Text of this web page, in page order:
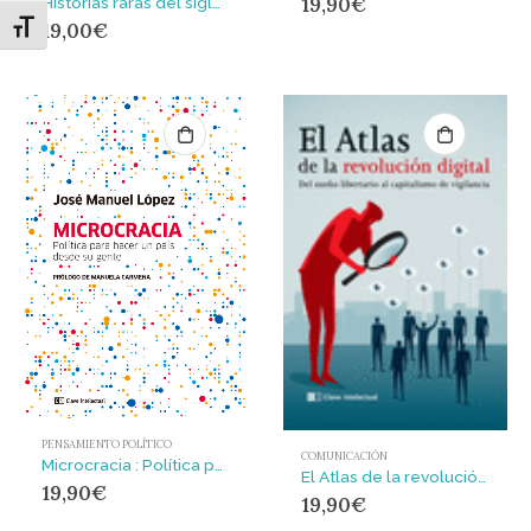
Alternar tamaño de letra
19,00€
PENSAMIENTO POLÍTICO
19,90€
COMUNICACIÓN
El Atlas de la revolución digital : Del sueño libertario al capitalismo de vigilancia
19,90€